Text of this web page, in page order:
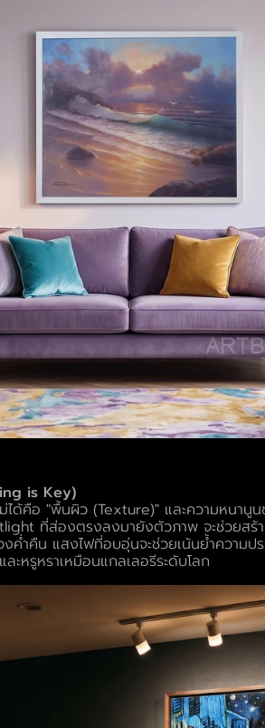
is Key)
ได้คือ "พื้นผิว (Texture)" และความหนานู
ที่ส่องตรงลงมายังตัวภาพ จะช่วยสร้า
งค่ำคืน แสงไฟที่อบอุ่นจะช่วยเน้นย้ำความ
ะหรูหราเหมือนแกลเลอรีระดับโลก